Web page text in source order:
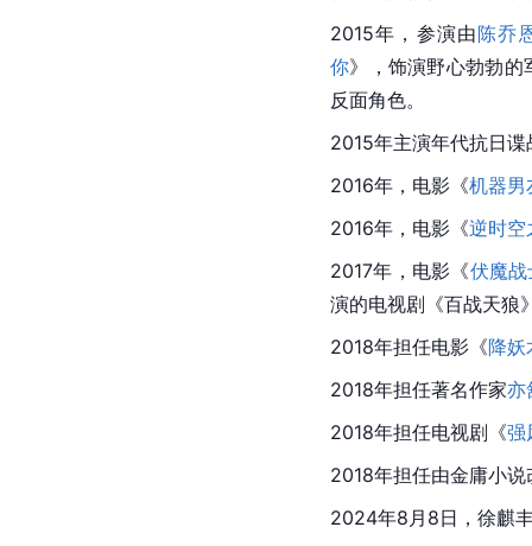
2015年，参演由陈乔
你》，饰演野心勃勃
反面角色。
2015年主演年代抗日谍
2016年，电影《机器男
2016年，电影《逆时空
2017年，电影《伏魔
演的电视剧《百战天狼
2018年担任电影《降妖
2018年担任著名作家亦
2018年担任电视剧《强
2018年担任由金庸小
2024年8月8日，徐麒